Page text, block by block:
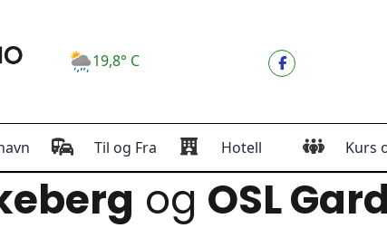
19,8° C
Til og Fra Hotell Kurs
og OSL